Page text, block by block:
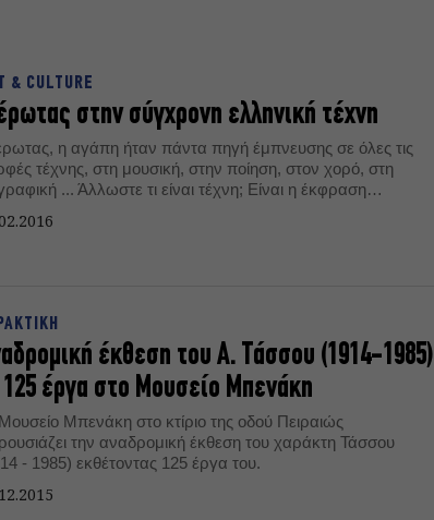
& CULTURE
στην σύγχρονη ελληνική τέχνη
η αγάπη ήταν πάντα πηγή έμπνευσης σε όλες τις
τέχνης, στη μουσική, στην ποίηση, στον χορό, στη
... Άλλωστε τι είναι τέχνη; Είναι η έκφραση
θα μπορούσε λοιπόν να μην επηρεαστεί η ζωγραφική
έκθεση του Α. Τάσσου (1914-1985)
έργα στο Μουσείο Μπενάκη
Μπενάκη στο κτίριο της οδού Πειραιώς
την αναδρομική έκθεση του χαράκτη Τάσσου
- 1985) εκθέτοντας 125 έργα του.